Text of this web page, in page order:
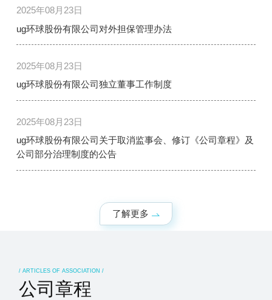
2025年08月23日
ug环球股份有限公司对外担保管理办法
2025年08月23日
ug环球股份有限公司独立董事工作制度
2025年08月23日
ug环球股份有限公司关于取消监事会、修订《公司章程》及
公司部分治理制度的公告
了解更多
/ ARTICLES OF ASSOCIATION /
公司章程